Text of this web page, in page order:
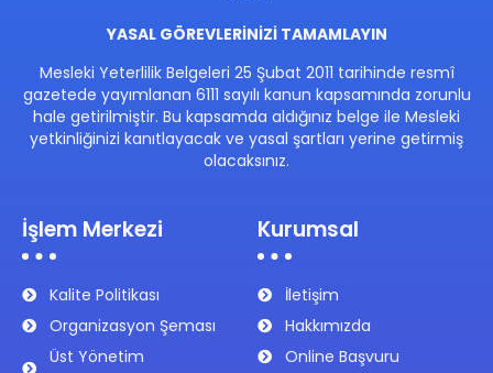
YASAL GÖREVLERİNİZİ TAMAMLAYIN
Mesleki Yeterlilik Belgeleri 25 Şubat 2011 tarihinde resmî
gazetede yayımlanan 6111 sayılı kanun kapsamında zorunlu
hale getirilmiştir. Bu kapsamda aldığınız belge ile Mesleki
yetkinliğinizi kanıtlayacak ve yasal şartları yerine getirmiş
olacaksınız.
İşlem Merkezi
Kalite Politikası
Organizasyon Şeması
Üst Yönetim
Kurumsal
İletişim
Hakkımızda
Online Başvuru